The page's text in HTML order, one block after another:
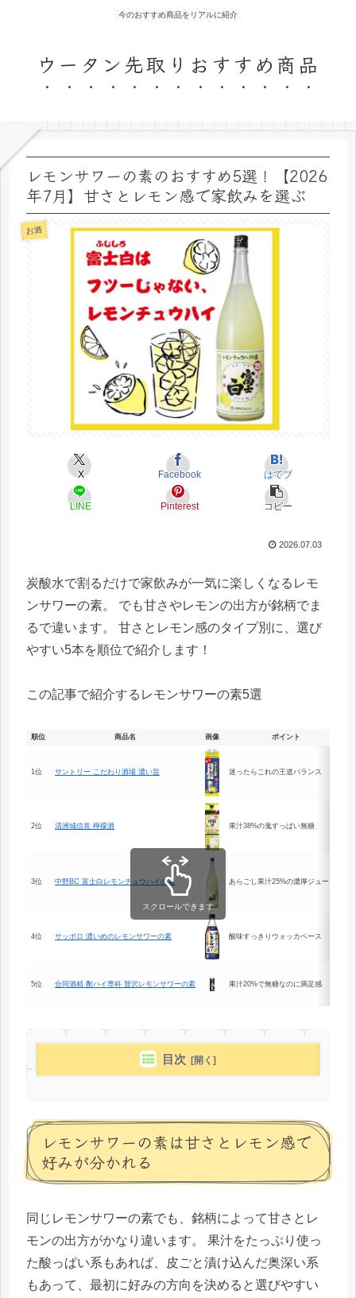
今のおすすめ商品をリアルに紹介
ウータン先取りおすすめ商品
レモンサワーの素のおすすめ5選！【2026
年7月】甘さとレモン感で家飲みを選ぶ
お酒
X Facebook はてブ
LINE Pinterest コピー
2026.07.03
炭酸水で割るだけで家飲みが一気に楽しくなるレモ
ンサワーの素。 でも甘さやレモンの出方が銘柄でま
るで違います。 甘さとレモン感のタイプ別に、選び
やすい5本を順位で紹介します！
この記事で紹介するレモンサワーの素5選
順位 商品名 画像 ポイント
1位 サントリー こだわり酒場 濃い旨 迷ったらこれの王道バランス
2位 清洲城信長 檸檬酒 果汁38%の鬼すっぱい無糖
3位 中野BC 富士白レモンチュウハイの素 あらごし果汁25%の濃厚ジューシー
4位 サッポロ 濃いめのレモンサワーの素 酸味すっきりウォッカベース
5位 合同酒精 酎ハイ専科 贅沢レモンサワーの素 果汁20%で無糖なのに満足感
スクロールできます
目次
レモンサワーの素は甘さとレモン感で
好みが分かれる
同じレモンサワーの素でも、銘柄によって甘さとレ
モンの出方がかなり違います。 果汁をたっぷり使っ
た酸っぱい系もあれば、皮ごと漬け込んだ奥深い系
もあって、最初に好みの方向を決めると選びやすい